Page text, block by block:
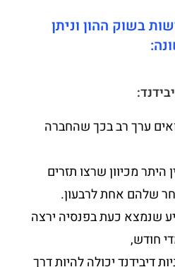
הזה קיימות 2 גישות בשוק ההון וניתן
ערך רב בכך שהחברה
מכיוון שרצו תזרים
שלהם אחת לרבעון.
שנמצא כעת בפנסיה ירצה
חודש,
דיבידנד יכולה להיות דרך